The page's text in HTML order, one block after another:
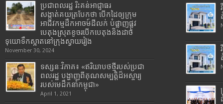
ប្រជាពលរដ្ឋ រិះគន់អាជ្ញាធរ
សង្កាត់គយត្របែកថា បើកដៃឲ្យក្រុម
អាជីវកម្មដឹកអាចម៍ដីលក់ បំផ្លាញផ្លូវ
បេតុងស្រុតខូចរបើកបេតុងនិងដាច់
ទុយោទឹកស្អាតនៅក្រុងស្វាយរៀង
November 30, 2024
ទស្សនៈវិភាគ៖ «ឥរិយាបថថ្មីរបស់ប្រជា
ពលរដ្ឋ បង្ហាញពីគុណសម្បត្តិដ៏អស្ចារ្យ
របស់មេដឹកនាំកម្ពុជា»
April 1, 2021